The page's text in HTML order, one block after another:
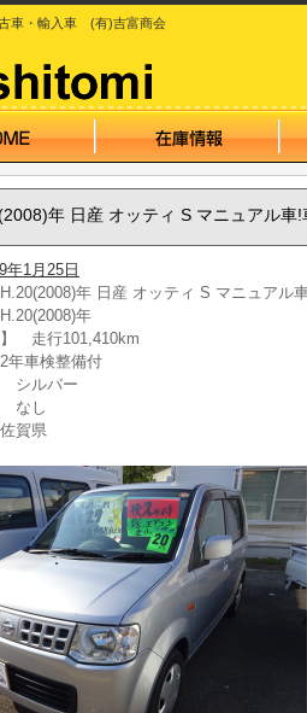
車・輸入車 (有)吉富商会
年 日産 オッティ S マニュアル車!
年1月25日
年 日産 オッティ S マニュアル
年
】 走行101,410km
年車検整備付
シルバー
なし
賀県